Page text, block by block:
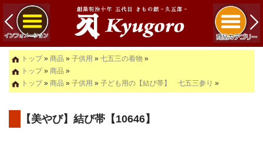
トップ» 商品 » 子供用 » 七五三の着物 »
トップ» 商品 »
トップ» 商品 » 子供用 » 子ども用の【結び帯】 七五三参り »
【美やび】結び帯【10646】